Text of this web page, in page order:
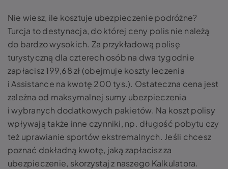
Nie wiesz, ile kosztuje ubezpieczenie podróżne?
Turcja to destynacja, do której ceny polis nie należą
do bardzo wysokich. Za przykładową polisę
turystyczną dla czterech osób na dwa tygodnie
zapłacisz 199,68 zł (obejmuje koszty leczenia
i Assistance na kwotę 200 tys.). Ostateczna cena jest
zależna od maksymalnej sumy ubezpieczenia
i wybranych dodatkowych pakietów. Na koszt polisy
wpływają także inne czynniki, np. długość pobytu czy
też uprawianie sportów ekstremalnych. Jeśli chcesz
poznać dokładną kwotę, jaką zapłacisz za
ubezpieczenie, skorzystaj z naszego Kalkulatora.